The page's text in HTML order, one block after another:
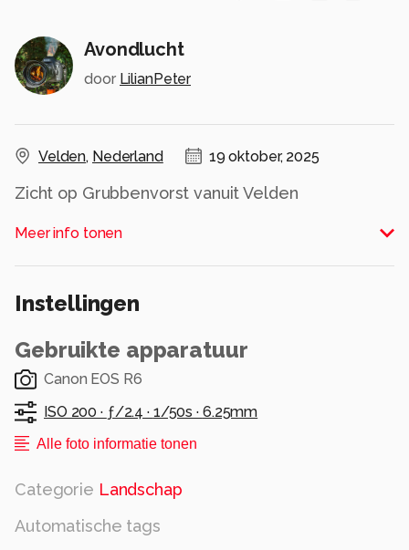
Avondlucht
door LilianPeter
Velden, Nederland 19 oktober, 2025
Zicht op Grubbenvorst vanuit Velden
Alle rechten voorbehouden
Meer info tonen
Instellingen
Gebruikte apparatuur
Canon EOS R6
ISO 200 · ƒ/2.4 · 1/50s · 6.25mm
Alle foto informatie tonen
Categorie Landschap
Automatische tags